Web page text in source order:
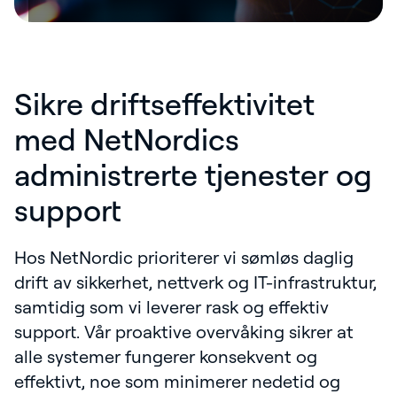
Sikre driftseffektivitet
med NetNordics
administrerte tjenester og
support
Hos NetNordic prioriterer vi sømløs daglig
drift av sikkerhet, nettverk og IT-infrastruktur,
samtidig som vi leverer rask og effektiv
support. Vår proaktive overvåking sikrer at
alle systemer fungerer konsekvent og
effektivt, noe som minimerer nedetid og